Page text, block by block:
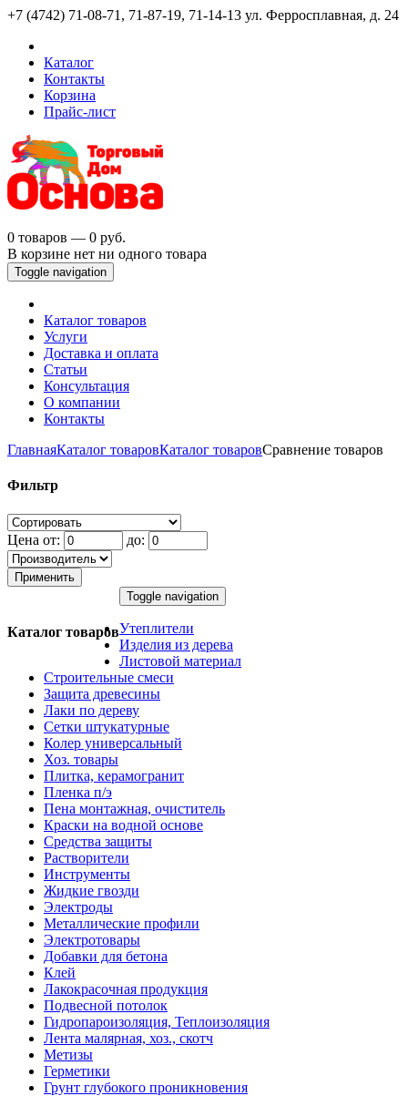
+7 (4742) 71-08-71, 71-87-19, 71-14-13 ул. Ферросплавная, д. 24
Каталог
Контакты
Корзина
Прайс-лист
0 товаров — 0 руб.
В корзине нет ни одного товара
Toggle navigation
Каталог товаров
Услуги
Доставка и оплата
Статьи
Консультация
О компании
Контакты
ГлавнаяКаталог товаровКаталог товаровСравнение товаров
Фильтр
Цена от: до:
Применить
Каталог товаров
Toggle navigation
Утеплители
Изделия из дерева
Листовой материал
Строительные смеси
Защита древесины
Лаки по дереву
Сетки штукатурные
Колер универсальный
Хоз. товары
Плитка, керамогранит
Пленка п/э
Пена монтажная, очиститель
Краски на водной основе
Средства защиты
Растворители
Инструменты
Жидкие гвозди
Электроды
Металлические профили
Электротовары
Добавки для бетона
Клей
Лакокрасочная продукция
Подвесной потолок
Гидропароизоляция, Теплоизоляция
Лента малярная, хоз., скотч
Метизы
Герметики
Грунт глубокого проникновения